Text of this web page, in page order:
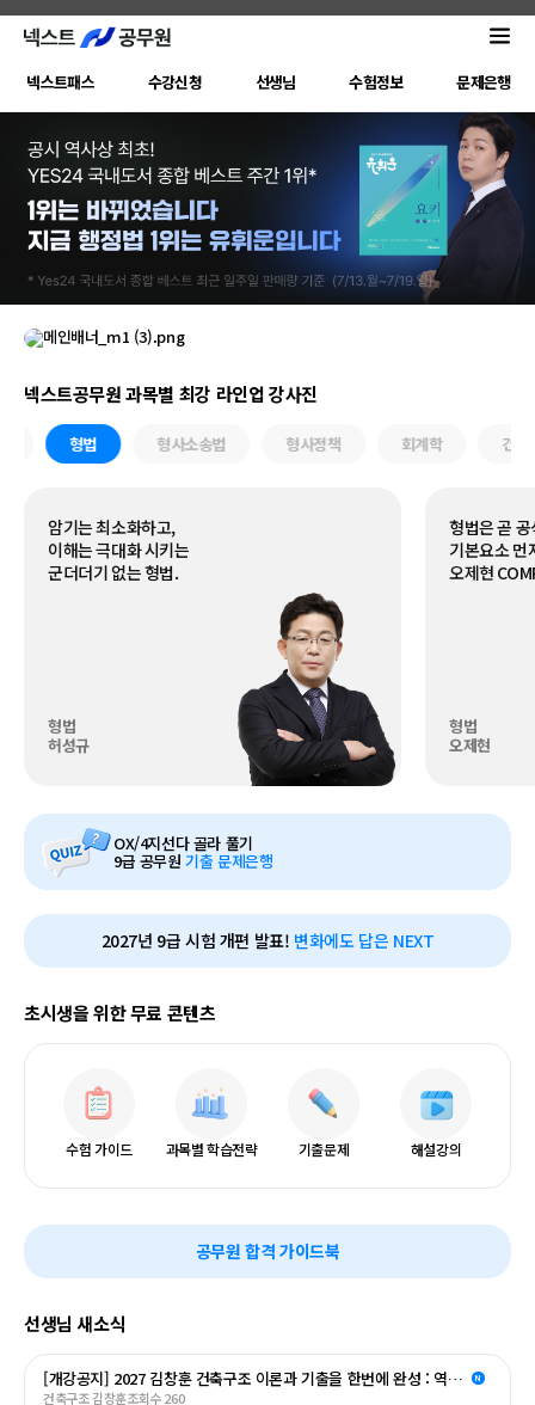
넥스트패스 수강신청 선생님 수험정보 문제은행
넥
트
패
넥스트공무원 과목별 최강 라인업 강사진
형법 형사소송법 형사정책 회계학 건축
형법은 곧 공식이다!
기본요소 먼저 확실히 정리하는
오제현 COMPACT 형법
모
일
이
벤
트
배
OX/4지선다 골라 풀기
9급 공무원기출 문제은행
모
바
일
지
2027년 9급 시험 개편 발표! 변화에도 답은 NEXT
초시생을 위한 무료 콘텐츠
수험 가이드 과목별 학습전략 기출문제 해설강의
수
험
소
배
공무원 합격 가이드북
선생님 새소식
[개강공지] 2027 김창훈 건축구조 이론과 기출을 한번에 완성 : 역학 [기본편] 개강 안내 N
건축구조 김창훈조회수 260